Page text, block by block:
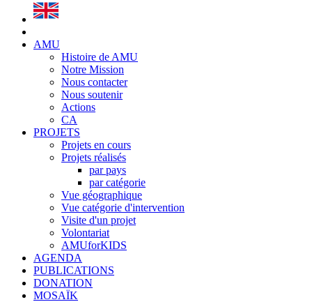
AMU
Histoire de AMU
Notre Mission
Nous contacter
Nous soutenir
Actions
CA
PROJETS
Projets en cours
Projets réalisés
par pays
par catégorie
Vue géographique
Vue catégorie d'intervention
Visite d'un projet
Volontariat
AMUforKIDS
AGENDA
PUBLICATIONS
DONATION
MOSAÏK